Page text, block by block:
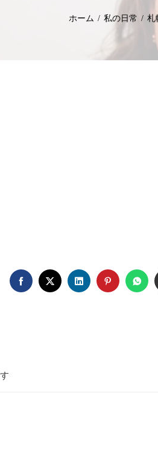
ホーム 私の日常 札
FACEBOOKTWITTERLINKEDIN